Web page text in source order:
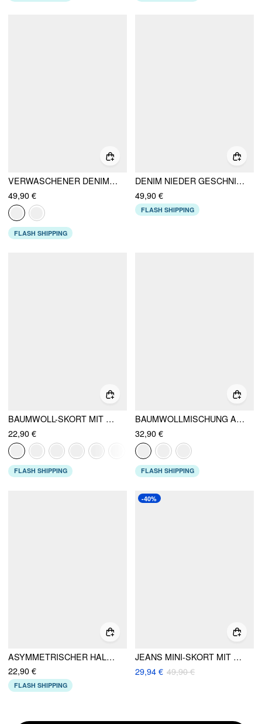
VERWASCHENER DENIM LOW RISE A-LINIEN MINIROCK MIT METALLDETAIL
49,90 €
FLASH SHIPPING
DENIM NIEDER GESCHNITTENE GEFALTETE MIKRO-MINI-SKIRT MIT METALLAKZENTEN
49,90 €
FLASH SHIPPING
BAUMWOLL-SKORT MIT TIEFEM BUND UND SCHLITZ
22,90 €
FLASH SHIPPING
BAUMWOLLMISCHUNG ASYMMETRISCHER AUSSCHNITT OVERSIZE CROP TOP
32,90 €
FLASH SHIPPING
ASYMMETRISCHER HALS MIT ZUGKORDEL UND RUCHIERTER ONE-PIECE-BODY
22,90 €
FLASH SHIPPING
-40%
JEANS MINI-SKORT MIT GÜRTEL UND NIEDRIGER TAILLE
29,94 € 49,90 €